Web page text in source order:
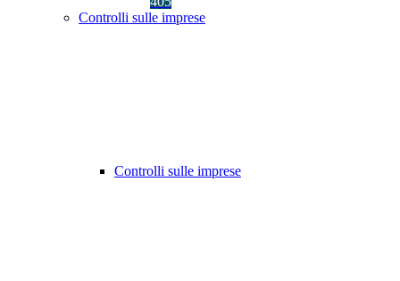
Controlli sulle imprese
Controlli sulle imprese